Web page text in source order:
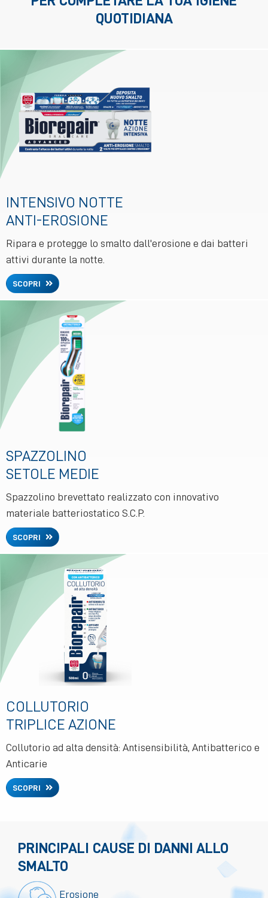
QUOTIDIANA
INTENSIVO NOTTE
ANTI-EROSIONE
Ripara e protegge lo smalto dall'erosione e dai batteri
attivi durante la notte.
SCOPRI
SPAZZOLINO
SETOLE MEDIE
Spazzolino brevettato realizzato con innovativo
materiale batteriostatico S.C.P.
SCOPRI
COLLUTORIO
TRIPLICE AZIONE
Collutorio ad alta densità: Antisensibilità, Antibatterico e
Anticarie
SCOPRI
PRINCIPALI CAUSE DI DANNI ALLO
SMALTO
Erosione